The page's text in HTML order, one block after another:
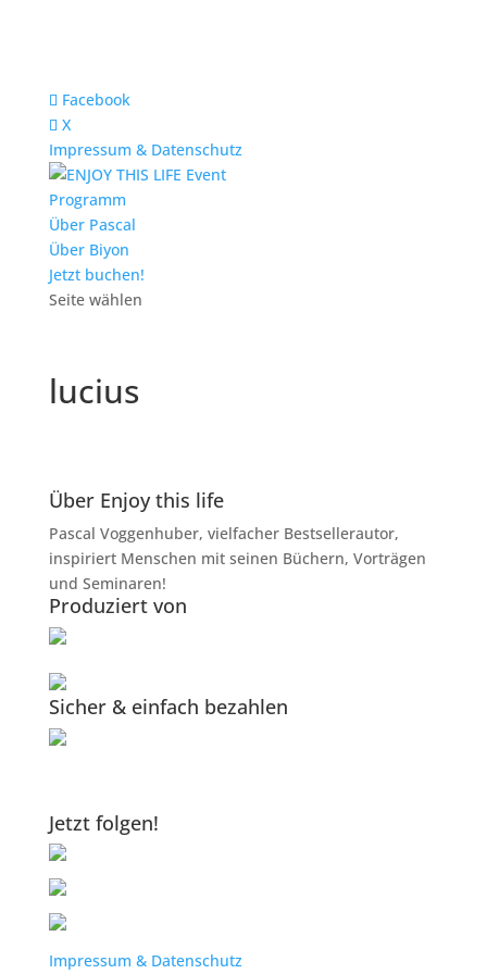
Facebook
X
Impressum & Datenschutz
Programm
Über Pascal
Über Biyon
Jetzt buchen!
Seite wählen
lucius
Über Enjoy this life
Pascal Voggenhuber, vielfacher Bestsellerautor,
inspiriert Menschen mit seinen Büchern, Vorträgen
und Seminaren!
Produziert von
Sicher & einfach bezahlen
Jetzt folgen!
Impressum & Datenschutz